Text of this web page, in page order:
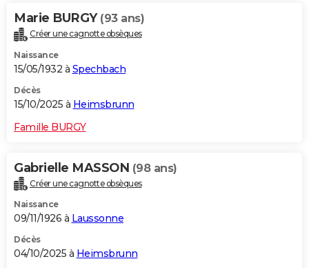
Marie BURGY (93 ans)
Créer une cagnotte obsèques
Naissance
15/05/1932 à Spechbach
Décès
15/10/2025 à Heimsbrunn
Famille BURGY
Gabrielle MASSON (98 ans)
Créer une cagnotte obsèques
Naissance
09/11/1926 à Laussonne
Décès
04/10/2025 à Heimsbrunn